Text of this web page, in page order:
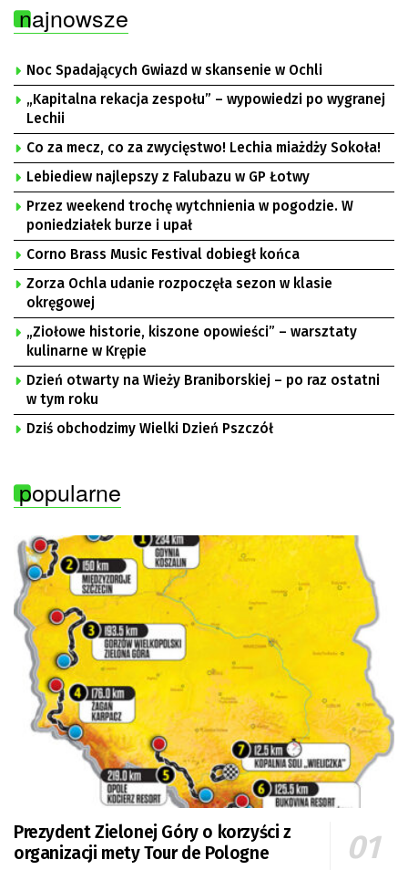
najnowsze
Noc Spadających Gwiazd w skansenie w Ochli
„Kapitalna rekacja zespołu” – wypowiedzi po wygranej
Lechii
Co za mecz, co za zwycięstwo! Lechia miażdży Sokoła!
Lebiediew najlepszy z Falubazu w GP Łotwy
Przez weekend trochę wytchnienia w pogodzie. W
poniedziałek burze i upał
Corno Brass Music Festival dobiegł końca
Zorza Ochla udanie rozpoczęła sezon w klasie
okręgowej
„Ziołowe historie, kiszone opowieści” – warsztaty
kulinarne w Krępie
Dzień otwarty na Wieży Braniborskiej – po raz ostatni
w tym roku
Dziś obchodzimy Wielki Dzień Pszczół
popularne
Prezydent Zielonej Góry o korzyści z
organizacji mety Tour de Pologne